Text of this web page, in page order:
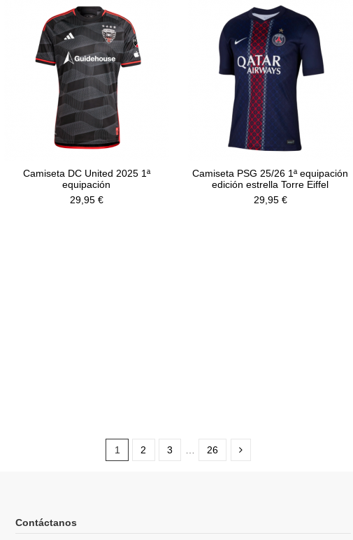
Camiseta DC United 2025 1ª
equipación
29,95 €
Camiseta PSG 25/26 1ª equipación
edición estrella Torre Eiffel
29,95 €
1 2 3 26
Contáctanos